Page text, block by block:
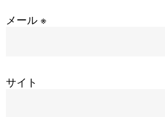
メール ※
サイト